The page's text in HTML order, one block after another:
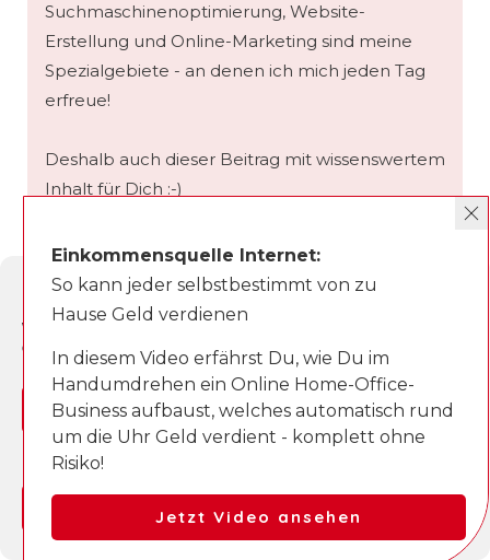
Cookie-Zustimmung verwalten
Wir verwenden Cookies, um unsere Website und unseren Service zu
optimieren.
Ja, einverstanden
Einstellungen anzeigen
Suchmaschinenoptimierung, Website-
Erstellung und Online-Marketing sind meine
Spezialgebiete - an denen ich mich jeden Tag
erfreue!
Deshalb auch dieser Beitrag mit wissenswertem
Inhalt für Dich :-)
P.S. Noch was über mich...
In meiner Freizeit mache ich gerne Sport und
Du bist auf der suche
Neueste Beiträge
Einkommensquelle Internet:
So kann jeder selbstbestimmt von zu
Hause Geld verdienen
In diesem Video erfährst Du, wie Du im
Handumdrehen ein Online Home-Office-
Business aufbaust, welches automatisch rund
um die Uhr Geld verdient - komplett ohne
Risiko!
Jetzt Video ansehen